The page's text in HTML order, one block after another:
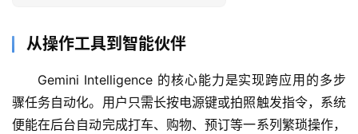
从操作工具到智能伙伴
Gemini Intelligence 的核心能力是实现跨应用的多步
骤任务自动化。用户只需长按电源键或拍照触发指令，系统
便能在后台自动完成打车、购物、预订等一系列繁琐操作，